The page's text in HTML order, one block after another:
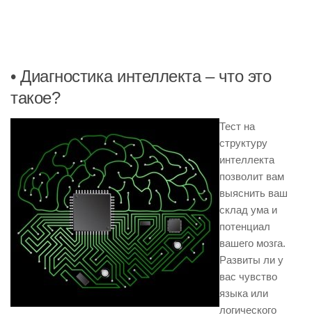
• Диагностика интеллекта – что это
такое?
Тест на
структуру
интеллекта
позволит вам
выяснить ваш
склад ума и
потенциал
вашего мозга.
Развиты ли у
вас чувство
языка или
логического